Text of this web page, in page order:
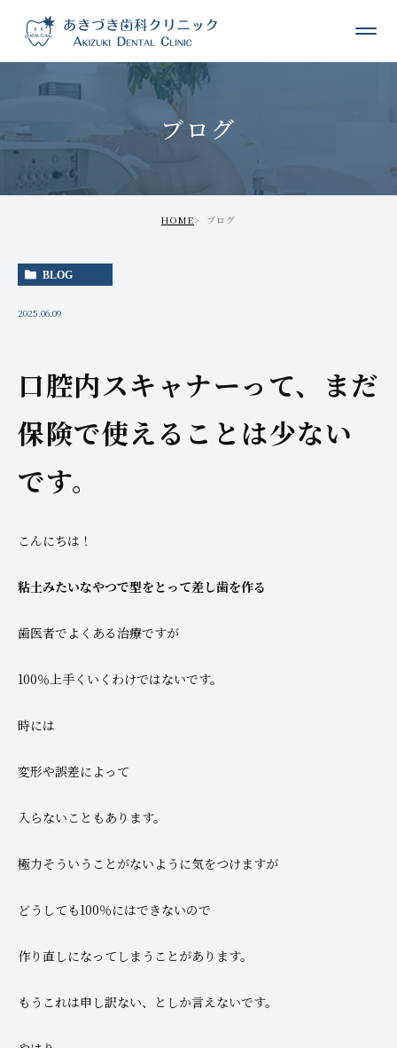
ブログ
HOME ブログ
BLOG
2025.06.09
口腔内スキャナーって、まだ
保険で使えることは少ない
です。
こんにちは！
粘土みたいなやつで型をとって差し歯を作る
歯医者でよくある治療ですが
100％上手くいくわけではないです。
時には
変形や誤差によって
入らないこともあります。
極力そういうことがないように気をつけますが
どうしても100％にはできないので
作り直しになってしまうことがあります。
もうこれは申し訳ない、としか言えないです。